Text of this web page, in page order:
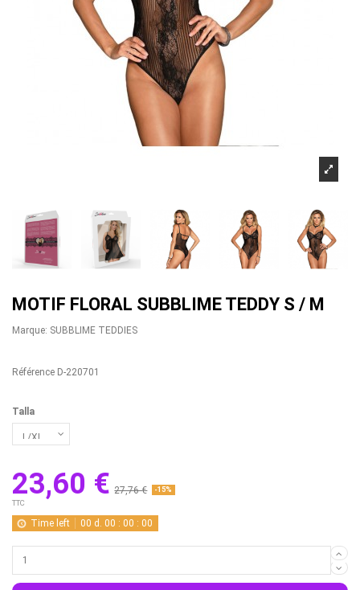
MOTIF FLORAL SUBBLIME TEDDY S / M
Marque: SUBBLIME TEDDIES
Référence D-220701
Talla
23,60 € 27,76 € -15%
TTC
Time left 00 d. 00 :00 :00